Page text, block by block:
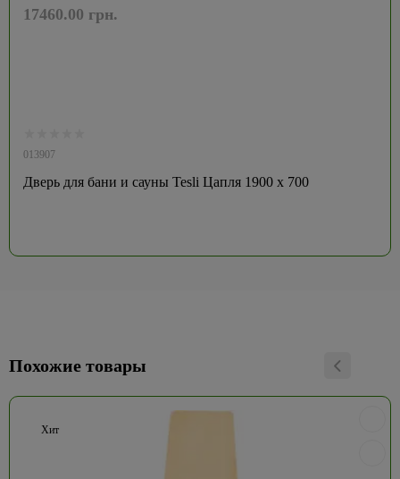
013907
Дверь для бани и сауны Tesli Цапля 1900 х 700
17460.00 грн.
Похожие товары
Хит